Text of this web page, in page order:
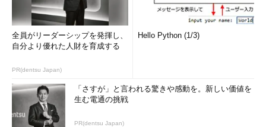
PostgreSQL 9.3以前の環境では、SQLコマンドで設定ファイ
ル内容を反映させる方法そのものは用意されていました（事前に
設定ファイルを書き換えておく必要があります）。以下の関数を
実行すれば、postgresql.confおよびpostgresql.auto.confの内容
db1=# SELECT pg_reload_conf()
;
図3 書き換え済みの設定ファイルをリロードするSQLコマンド
全員がリーダーシップを発揮し、
自分より優れた人財を育成する
PR(dentsu Japan)
Hello Python (1/3)
「さすが」と言われる驚きや感動を。新しい価値を
生む電通の挑戦
PR(dentsu Japan)